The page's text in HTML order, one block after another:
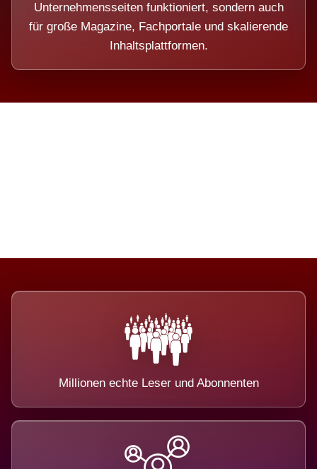
Unternehmensseiten funktioniert, sondern auch
für große Magazine, Fachportale und skalierende
Inhaltsplattformen.
Millionen echte Leser und Abonnenten